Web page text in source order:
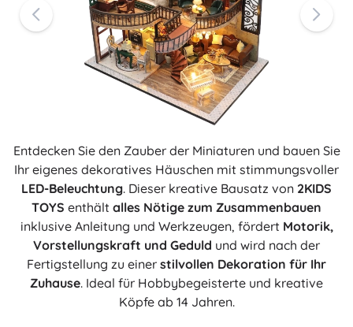
Entdecken Sie den Zauber der Miniaturen und bauen Sie
Ihr eigenes dekoratives Häuschen mit stimmungsvoller
LED-Beleuchtung. Dieser kreative Bausatz von 2KIDS
TOYS enthält alles Nötige zum Zusammenbauen
inklusive Anleitung und Werkzeugen, fördert Motorik,
Vorstellungskraft und Geduld und wird nach der
Fertigstellung zu einer stilvollen Dekoration für Ihr
Zuhause. Ideal für Hobbybegeisterte und kreative
Köpfe ab 14 Jahren.